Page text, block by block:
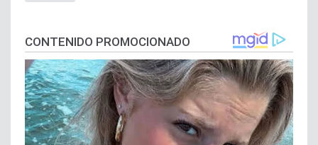
CONTENIDO PROMOCIONADO